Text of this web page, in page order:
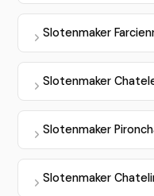
Slotenmaker
Slotenmaker
Slotenmaker
Slotenmaker